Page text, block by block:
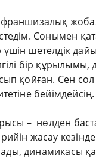
Сонымен
шетелдік
бір
қойған. Сен
бейімдейсің.
– нөлден
жасау
динамикасы